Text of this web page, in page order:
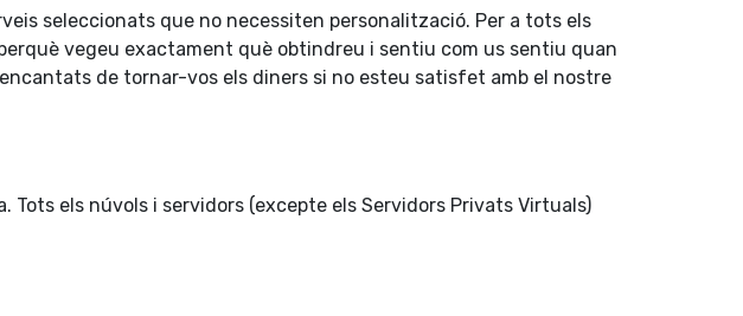
seleccionats que no necessiten personalització. Per a tots els
vegeu exactament què obtindreu i sentiu com us sentiu quan
de tornar-vos els diners si no esteu satisfet amb el nostre
els núvols i servidors (excepte els Servidors Privats Virtuals)